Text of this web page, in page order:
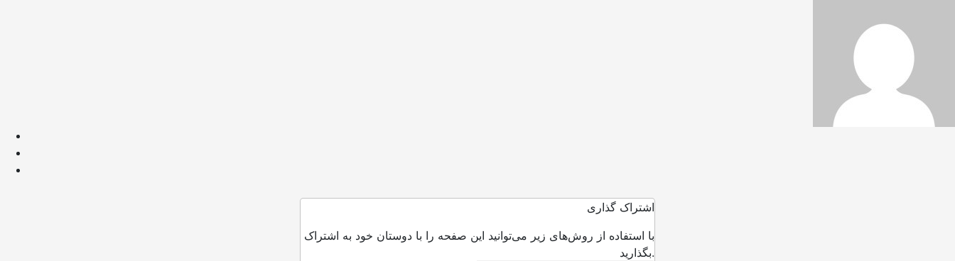
اشتراک گذاری
با استفاده از روش‌های زیر می‌توانید این صفحه را با دوستان خود به اشتراک
بگذارید.